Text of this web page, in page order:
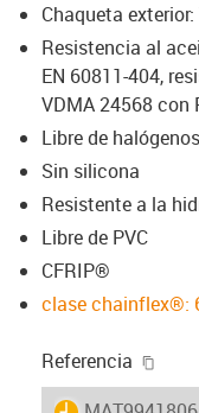
Chaqueta exterior:
Resistencia al
EN 60811-404,
VDMA 24568 con
Libre de halógenos
Sin silicona
Resistente a la
Libre de PVC
CFRIP®
clase chainflex®:
Referencia